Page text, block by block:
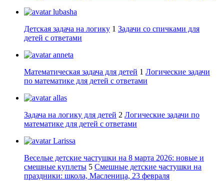
lubasha
Детская задача на логику 1 Задачи со спичками для
детей с ответами
anneta
Математическая задача для детей 1 Логические задачи
по математике для детей с ответами
allas
Задача на логику для детей 2 Логические задачи по
математике для детей с ответами
Larissa
Веселые детские частушки на 8 марта 2026: новые и
смешные куплеты 5 Смешные детские частушки на
праздники: школа, Масленица, 23 февраля